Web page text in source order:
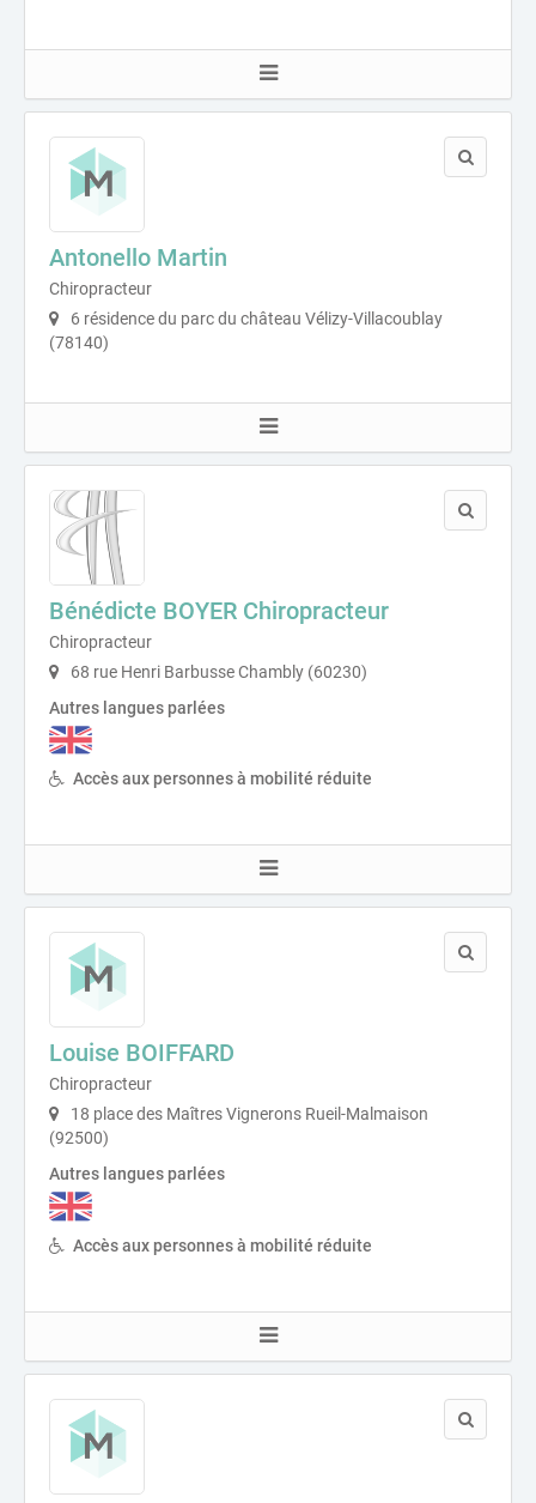
Antonello Martin
Chiropracteur
6 résidence du parc du château Vélizy-Villacoublay
(78140)
Bénédicte BOYER Chiropracteur
Chiropracteur
68 rue Henri Barbusse Chambly (60230)
Autres langues parlées
Accès aux personnes à mobilité réduite
Louise BOIFFARD
Chiropracteur
18 place des Maîtres Vignerons Rueil-Malmaison
(92500)
Autres langues parlées
Accès aux personnes à mobilité réduite